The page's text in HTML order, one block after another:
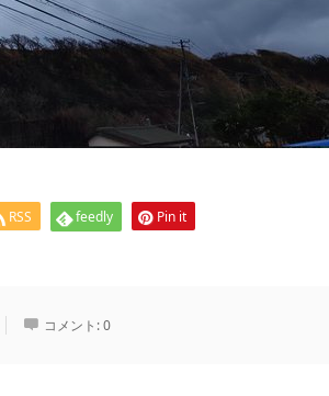
RSS feedly Pin it
コメント:0